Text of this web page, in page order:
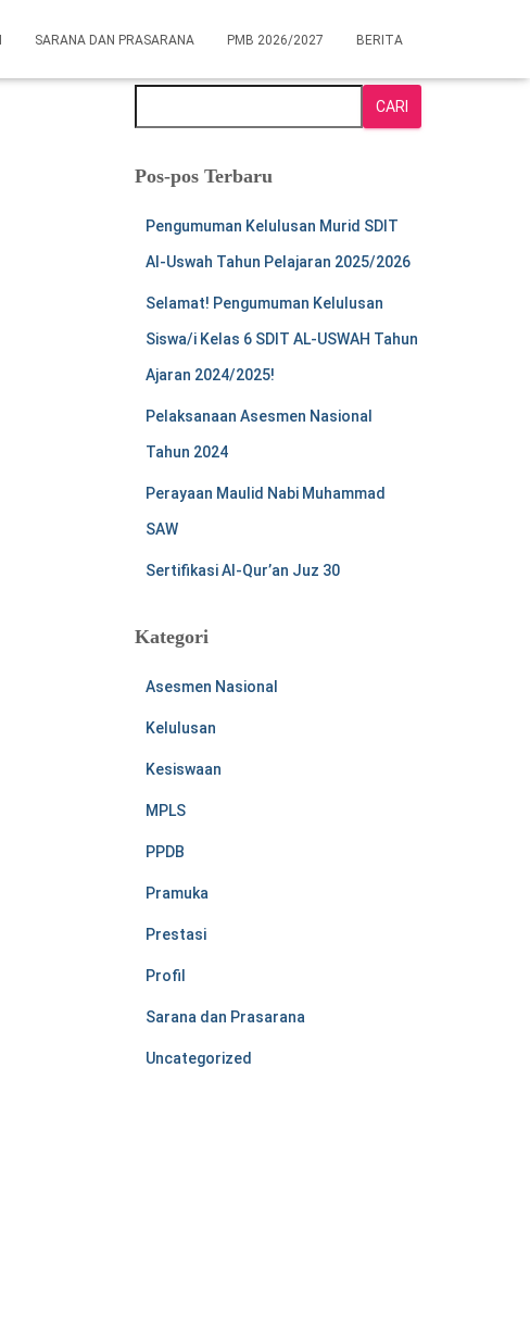
SARANA DAN PRASARANA PMB 2026/2027 BERITA
CARI
Pos-pos Terbaru
Pengumuman Kelulusan Murid SDIT
Al-Uswah Tahun Pelajaran 2025/2026
Selamat! Pengumuman Kelulusan
Siswa/i Kelas 6 SDIT AL-USWAH Tahun
Ajaran 2024/2025!
Pelaksanaan Asesmen Nasional
Tahun 2024
Perayaan Maulid Nabi Muhammad
SAW
Sertifikasi Al-Qur’an Juz 30
Kategori
Asesmen Nasional
Kelulusan
Kesiswaan
MPLS
PPDB
Pramuka
Prestasi
Profil
Sarana dan Prasarana
Uncategorized